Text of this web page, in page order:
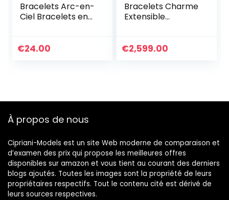
Bracelets Arc-en-
Ciel Bracelets en
Colorés Fait À La
€24.00
Bracelets Charme
Extensible
Rang De Bonbons
€2,599.00
À propos de nous
Cipriani-Models est un site Web moderne de comparaison et
d’examen des prix qui propose les meilleures offres
disponibles sur amazon et vous tient au courant des derniers
blogs ajoutés. Toutes les images sont la propriété de leurs
propriétaires respectifs. Tout le contenu cité est dérivé de
leurs sources respectives.